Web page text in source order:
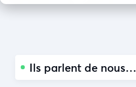
Ils parlent de nous…